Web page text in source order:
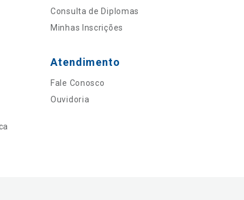
Consulta de Diplomas
Minhas Inscrições
Atendimento
Fale Conosco
Ouvidoria